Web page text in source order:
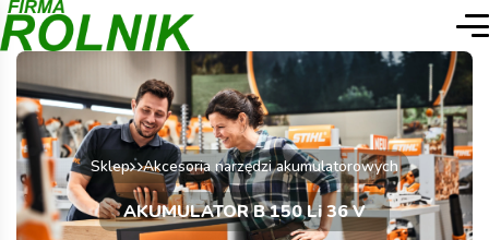
Sklep Akcesoria narzędzi akumulatorowych
AKUMULATOR B 150 Li 36 V